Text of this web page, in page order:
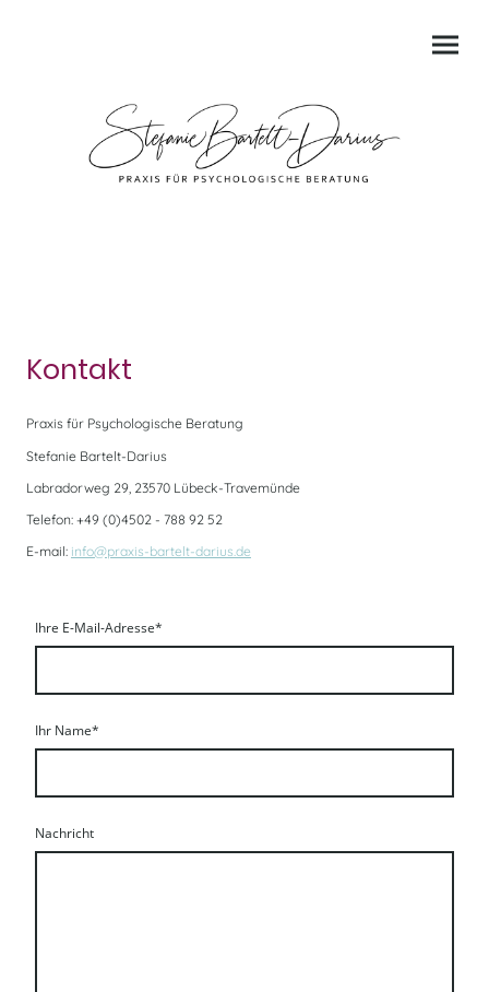
Kontakt
Praxis für Psychologische Beratung
Stefanie Bartelt-Darius
Labradorweg 29, 23570 Lübeck-Travemünde
Telefon: +49 (0)4502 - 788 92 52
E-mail: info@praxis-bartelt-darius.de
Ihre E-Mail-Adresse*
Ihr Name*
Nachricht